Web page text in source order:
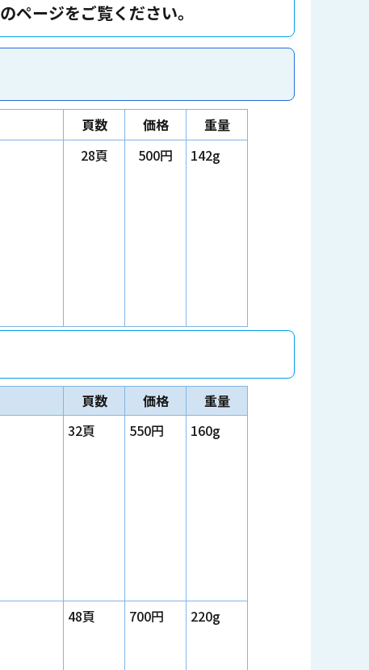
のページをご覧ください。
頁数 価格
重量
28頁 500円 142g
頁数 価格
重量
32頁 550円 160g
48頁 700円 220g